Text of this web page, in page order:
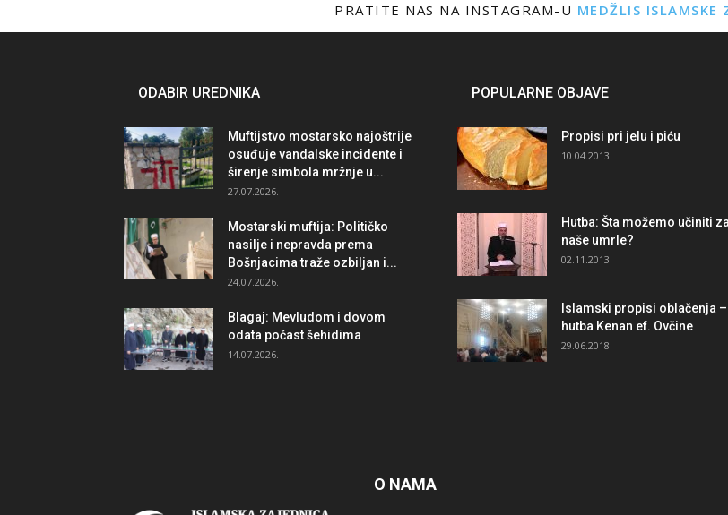
PRATITE NAS NA INSTAGRAM-U MEDŽLIS ISLAMSKE
ODABIR UREDNIKA
Muftijstvo mostarsko najoštrije
osuđuje vandalske incidente i
širenje simbola mržnje u...
27.07.2026.
Mostarski muftija: Političko
nasilje i nepravda prema
Bošnjacima traže ozbiljan i...
24.07.2026.
Blagaj: Mevludom i dovom
odata počast šehidima
14.07.2026.
POPULARNE OBJAVE
Propisi pri jelu i piću
10.04.2013.
Hutba: Šta možemo učiniti
naše umrle?
02.11.2013.
Islamski propisi oblačenja –
hutba Kenan ef. Ovčine
29.06.2018.
O NAMA